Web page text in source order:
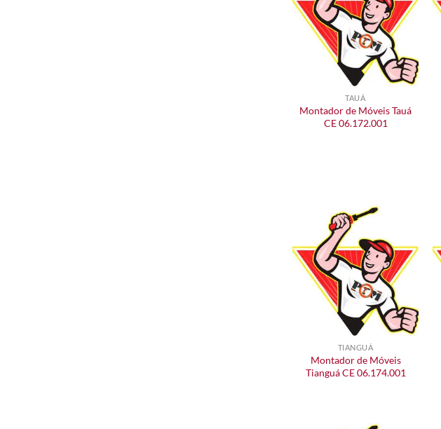
TAUÁ
Montador de Móveis Tauá
CE 06.172.001
TIANGUÁ
Montador de Móveis
Tianguá CE 06.174.001